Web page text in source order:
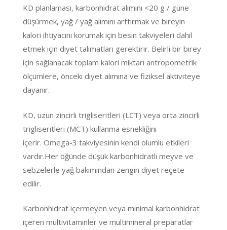
KD planlaması, karbonhidrat alımını <20 g / güne
düşürmek, yağ / yağ alımını arttırmak ve bireyin
kalori ihtiyacını korumak için besin takviyeleri dahil
etmek için diyet talimatları gerektirir. Belirli bir birey
için sağlanacak toplam kalori miktarı antropometrik
ölçümlere, önceki diyet alımına ve fiziksel aktiviteye
dayanır.
KD, uzun zincirli trigliseritleri (LCT) veya orta zincirli
trigliseritleri (MCT) kullanma esnekliğini
içerir. Omega-3 takviyesinin kendi olumlu etkileri
vardır.Her öğünde düşük karbonhidratlı meyve ve
sebzelerle yağ bakımından zengin diyet reçete
edilir.
Karbonhidrat içermeyen veya minimal karbonhidrat
içeren multivitaminler ve multimineral preparatlar